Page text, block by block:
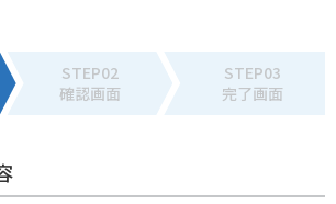
STEP02
確認画面
STEP03
完了画面